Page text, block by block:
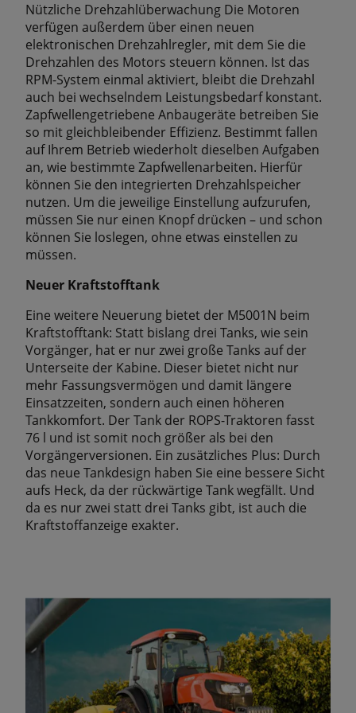
Nützliche Drehzahlüberwachung Die Motoren
verfügen außerdem über einen neuen
elektronischen Drehzahlregler, mit dem Sie die
Drehzahlen des Motors steuern können. Ist das
RPM-System einmal aktiviert, bleibt die Drehzahl
auch bei wechselndem Leistungsbedarf konstant.
Zapfwellengetriebene Anbaugeräte betreiben Sie
so mit gleichbleibender Effizienz. Bestimmt fallen
auf Ihrem Betrieb wiederholt dieselben Aufgaben
an, wie bestimmte Zapfwellenarbeiten. Hierfür
können Sie den integrierten Drehzahlspeicher
nutzen. Um die jeweilige Einstellung aufzurufen,
müssen Sie nur einen Knopf drücken – und schon
können Sie loslegen, ohne etwas einstellen zu
müssen.
Neuer Kraftstofftank
Eine weitere Neuerung bietet der M5001N beim
Kraftstofftank: Statt bislang drei Tanks, wie sein
Vorgänger, hat er nur zwei große Tanks auf der
Unterseite der Kabine. Dieser bietet nicht nur
mehr Fassungsvermögen und damit längere
Einsatzzeiten, sondern auch einen höheren
Tankkomfort. Der Tank der ROPS-Traktoren fasst
76 l und ist somit noch größer als bei den
Vorgängerversionen. Ein zusätzliches Plus: Durch
das neue Tankdesign haben Sie eine bessere Sicht
aufs Heck, da der rückwärtige Tank wegfällt. Und
da es nur zwei statt drei Tanks gibt, ist auch die
Kraftstoffanzeige exakter.